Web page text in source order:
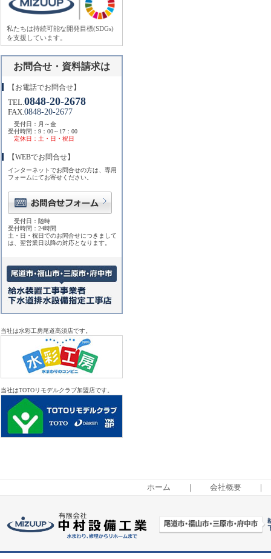
私たちは持続可能な開発目標(SDGs)
を支援しています。
お問合せ・資料請求は
【お電話でお問合せ】
TEL. 0848-20-2678
FAX. 0848-20-2677
受付日：月～金
受付時間：9：00～17：00
定休日：土・日・祝日
【WEBでお問合せ】
インターネットでお問合せの方は、専用
フォームにてお寄せください。
受付日：随時
受付時間：24時間
土・日・祝日でのお問合せにつきまして
は、翌営業日以降の対応となります。
当社は水彩工房尾道高須店です。
当社はTOTOリモデルクラブ加盟店です。
ホーム ｜ 会社概要